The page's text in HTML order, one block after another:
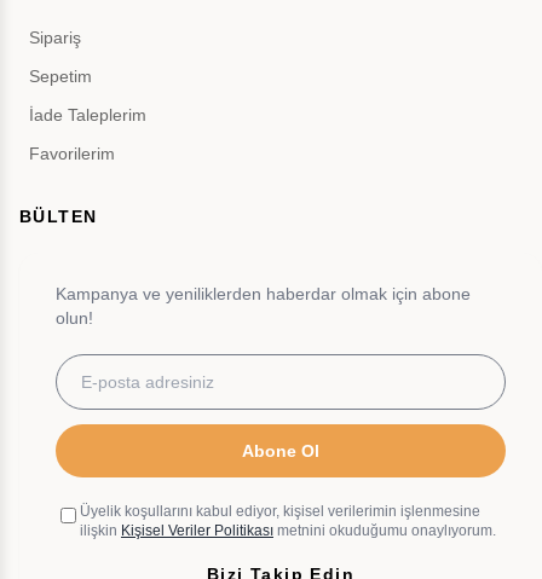
Sipariş
Sepetim
İade Taleplerim
Favorilerim
BÜLTEN
Kampanya ve yeniliklerden haberdar olmak için abone
olun!
Abone Ol
Üyelik koşullarını kabul ediyor, kişisel verilerimin işlenmesine
ilişkin Kişisel Veriler Politikası metnini okuduğumu onaylıyorum.
Bizi Takip Edin